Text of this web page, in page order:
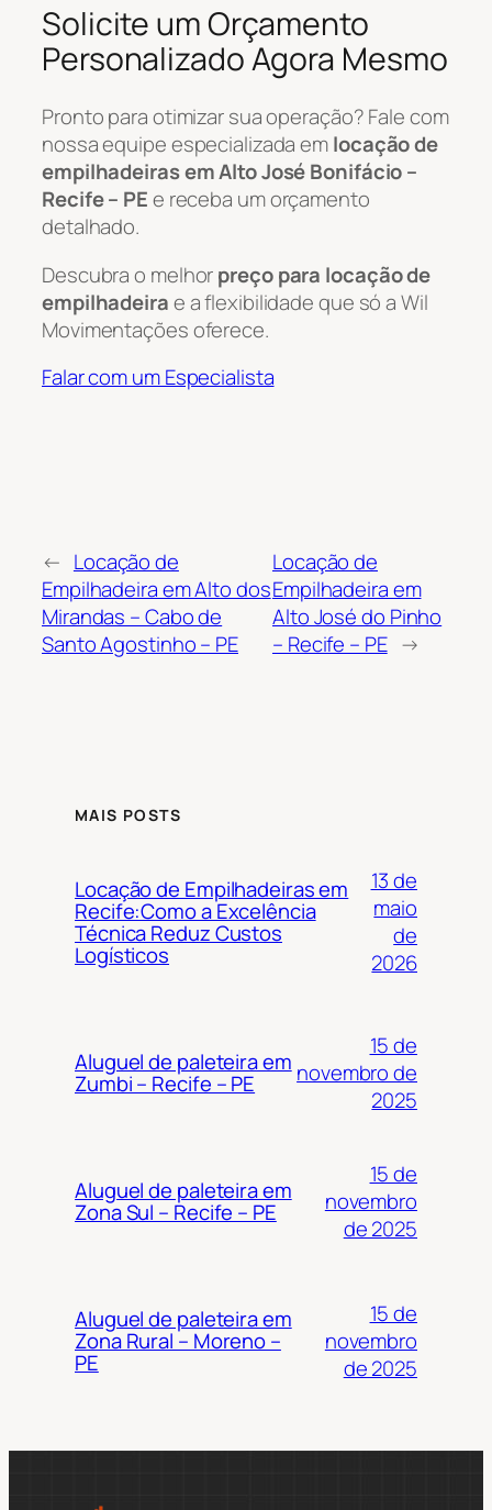
Solicite um Orçamento
Personalizado Agora Mesmo
Pronto para otimizar sua operação? Fale com
nossa equipe especializada emlocação de
empilhadeiras em Alto José Bonifácio –
Recife – PEe receba um orçamento
detalhado.
Descubra o melhorpreço para locação de
empilhadeirae a flexibilidade que só a Wil
Movimentações oferece.
Falar com um Especialista
← Locação de
Empilhadeira em Alto dos
Mirandas – Cabo de
Santo Agostinho – PE
Locação de
Empilhadeira em
Alto José do Pinho
– Recife – PE →
MAIS POSTS
Locação de Empilhadeiras em
Recife:Como a Excelência
Técnica Reduz Custos
Logísticos
13 de
maio
de
2026
Aluguel de paleteira em
Zumbi – Recife – PE
15 de
novembro de
2025
Aluguel de paleteira em
Zona Sul – Recife – PE
15 de
novembro
de 2025
Aluguel de paleteira em
Zona Rural – Moreno –
PE
15 de
novembro
de 2025